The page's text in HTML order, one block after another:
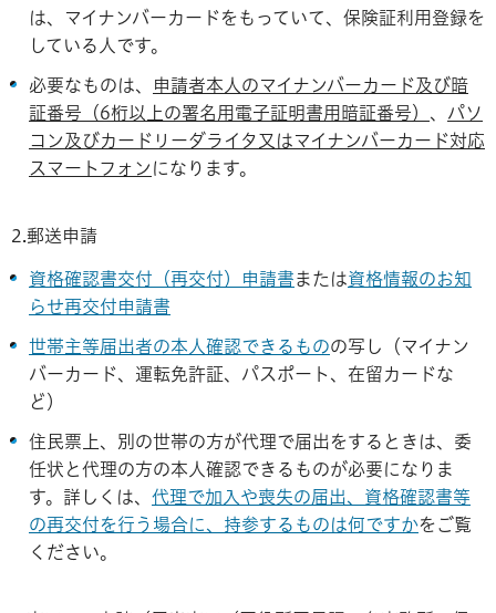
は、マイナンバーカードをもっていて、保険証利用登録を
している人です。
必要なものは、
申請者本人のマイナンバーカード及び暗
証番号（6桁以上の署名用電子証明書用暗証番号） 、 パソ
コン及びカードリーダライタ又はマイナンバーカード対応
スマートフォン になります。
2.郵送申請
資格確認書交付（再交付）申請書または資格情報のお知
らせ再交付申請書
世帯主等届出者の本人確認できるものの写し（マイナン
バーカード、運転免許証、パスポート、在留カードな
ど）
住民票上、別の世帯の方が代理で届出をするときは、委
任状と代理の方の本人確認できるものが必要になりま
す。詳しくは、 代理で加入や喪失の届出、資格確認書等
の再交付を行う場合に、持参するものは何ですかをご覧
ください。